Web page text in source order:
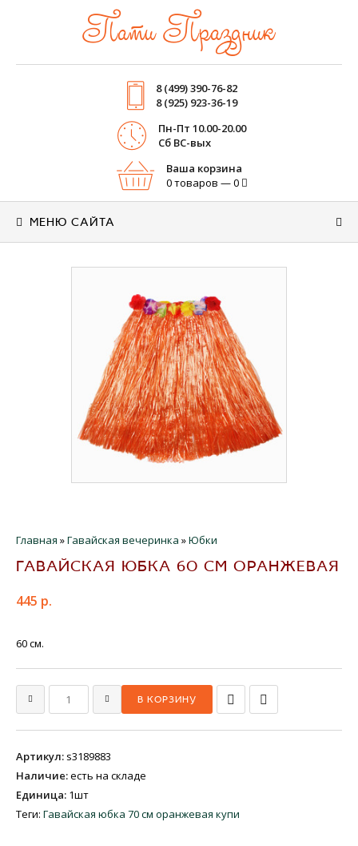
Пати Праздник
8 (499) 390-76-82
8 (925) 923-36-19
Пн-Пт 10.00-20.00
Cб ВС-вых
Ваша корзина
0 товаров — 0
МЕНЮ САЙТА
Главная »Гавайская вечеринка »Юбки
ГАВАЙСКАЯ ЮБКА 60 СМ ОРАНЖЕВАЯ
445 р.
60 см.
Артикул: s3189883
Наличие:есть на складе
Единица: 1шт
Теги: Гавайская юбка 70 см оранжевая купи